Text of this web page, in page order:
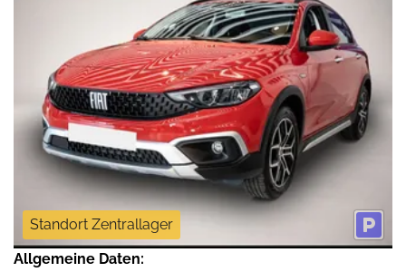
Standort Zentrallager
Allgemeine Daten: